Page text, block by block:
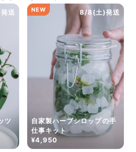
くサービスですか？
けするサービスではありません。好
文いただけます。
はありますか？
アへの配送には対応しておりませ
ますか？
グで発送しているため、お届け日の
取り時間帯は、発送後にクロネコヤ
です。
きますか？
ばキャンセル可能です。
送
ツ
8/8(土)発送
NEW
自家製ハーブシロップの手
仕事キット
¥4,950